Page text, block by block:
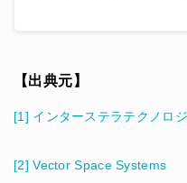
【出典元】
[1] インターステラテクノロ
[2] Vector Space Systems